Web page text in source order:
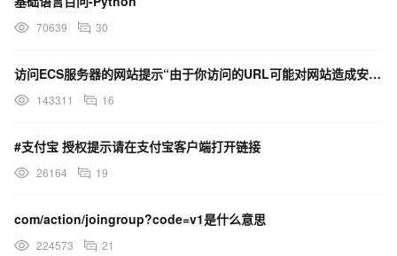
70639 30
访问ECS服务器的网站提示“由于你访问的URL可能对网站造成安全威胁，您的访问被阻断”，这是什么原因？
143311 16
#支付宝 授权提示请在支付宝客户端打开链接
26164 19
com/action/joingroup?code=v1是什么意思
224573 21